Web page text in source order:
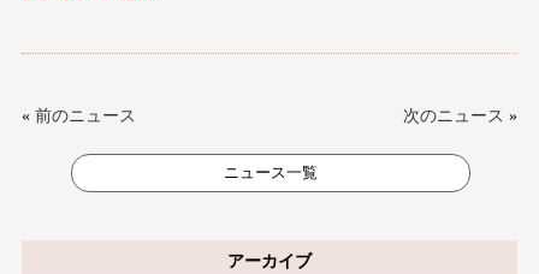
« 前のニュース 次のニュース »
ニュース一覧
アーカイブ